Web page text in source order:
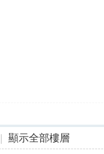
| 顯示全部樓層